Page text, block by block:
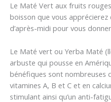
Le Maté Vert aux fruits
boisson que vous
d’après-midi pour vous
Le Maté vert ou Yerba Maté
arbuste qui pousse en
bénéfiques sont nombreuses
vitamines A, B et C et en
stimulant ainsi qu’un anti-